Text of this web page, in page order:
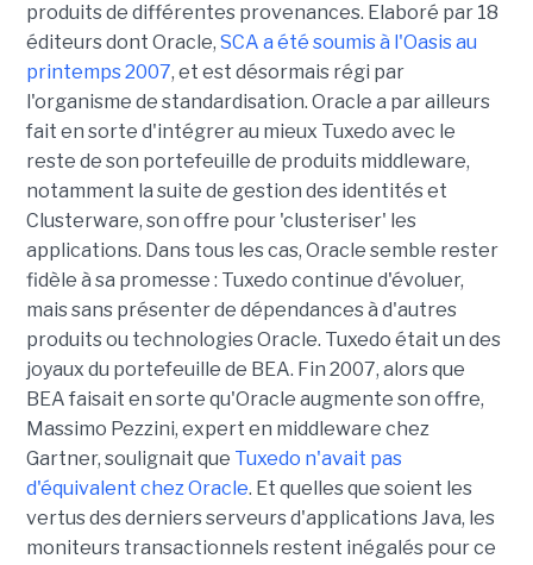
produits de différentes provenances. Elaboré par 18
éditeurs dont Oracle, SCA a été soumis à l'Oasis au
printemps 2007, et est désormais régi par
l'organisme de standardisation. Oracle a par ailleurs
fait en sorte d'intégrer au mieux Tuxedo avec le
reste de son portefeuille de produits middleware,
notamment la suite de gestion des identités et
Clusterware, son offre pour 'clusteriser' les
applications. Dans tous les cas, Oracle semble rester
fidèle à sa promesse : Tuxedo continue d'évoluer,
mais sans présenter de dépendances à d'autres
produits ou technologies Oracle. Tuxedo était un des
joyaux du portefeuille de BEA. Fin 2007, alors que
BEA faisait en sorte qu'Oracle augmente son offre,
Massimo Pezzini, expert en middleware chez
Gartner, soulignait que Tuxedo n'avait pas
d'équivalent chez Oracle. Et quelles que soient les
vertus des derniers serveurs d'applications Java, les
moniteurs transactionnels restent inégalés pour ce